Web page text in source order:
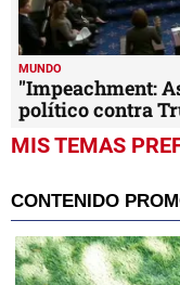
MUNDO
"Impeachment:
político contra
MIS TEMAS